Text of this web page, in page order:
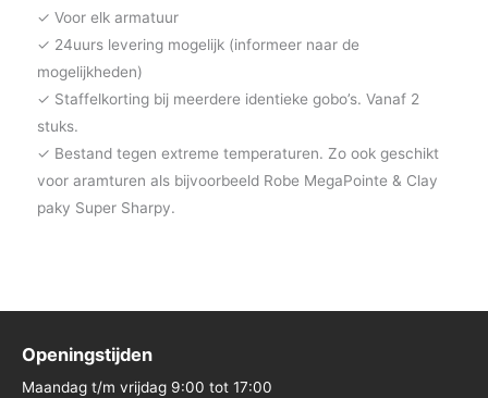
✓ Voor elk armatuur
✓ 24uurs levering mogelijk (informeer naar de
mogelijkheden)
✓ Staffelkorting bij meerdere identieke gobo’s. Vanaf 2
stuks.
✓ Bestand tegen extreme temperaturen. Zo ook geschikt
voor aramturen als bijvoorbeeld Robe MegaPointe & Clay
paky Super Sharpy.
Openingstijden
Maandag t/m vrijdag 9:00 tot 17:00